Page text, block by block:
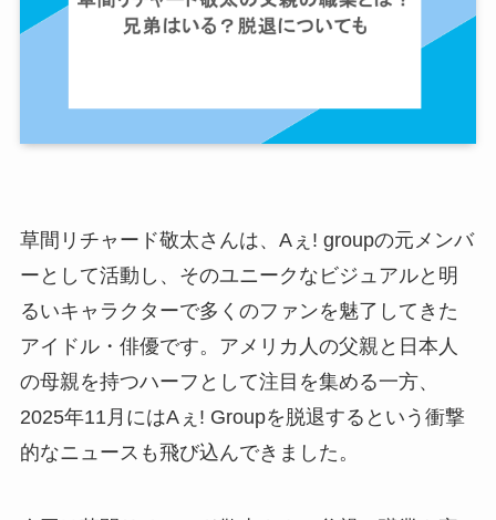
草間リチャード敬太さんは、Aぇ! groupの元メンバ
ーとして活動し、そのユニークなビジュアルと明
るいキャラクターで多くのファンを魅了してきた
アイドル・俳優です。アメリカ人の父親と日本人
の母親を持つハーフとして注目を集める一方、
2025年11月にはAぇ! Groupを脱退するという衝撃
的なニュースも飛び込んできました。